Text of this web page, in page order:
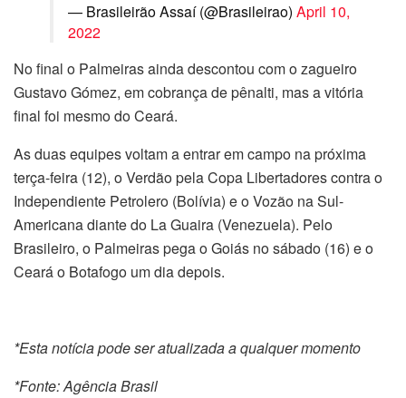
— Brasileirão Assaí (@Brasileirao) April 10,
2022
No final o Palmeiras ainda descontou com o zagueiro
Gustavo Gómez, em cobrança de pênalti, mas a vitória
final foi mesmo do Ceará.
As duas equipes voltam a entrar em campo na próxima
terça-feira (12), o Verdão pela Copa Libertadores contra o
Independiente Petrolero (Bolívia) e o Vozão na Sul-
Americana diante do La Guaira (Venezuela). Pelo
Brasileiro, o Palmeiras pega o Goiás no sábado (16) e o
Ceará o Botafogo um dia depois.
*Esta notícia pode ser atualizada a qualquer momento
*Fonte: Agência Brasil